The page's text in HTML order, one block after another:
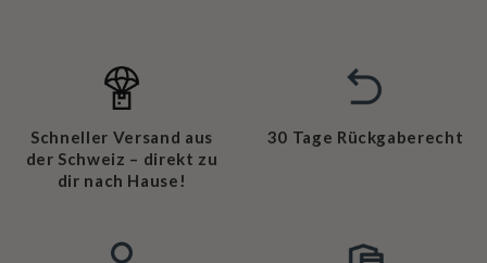
Schneller Versand aus
der Schweiz – direkt zu
dir nach Hause!
30 Tage Rückgaberecht